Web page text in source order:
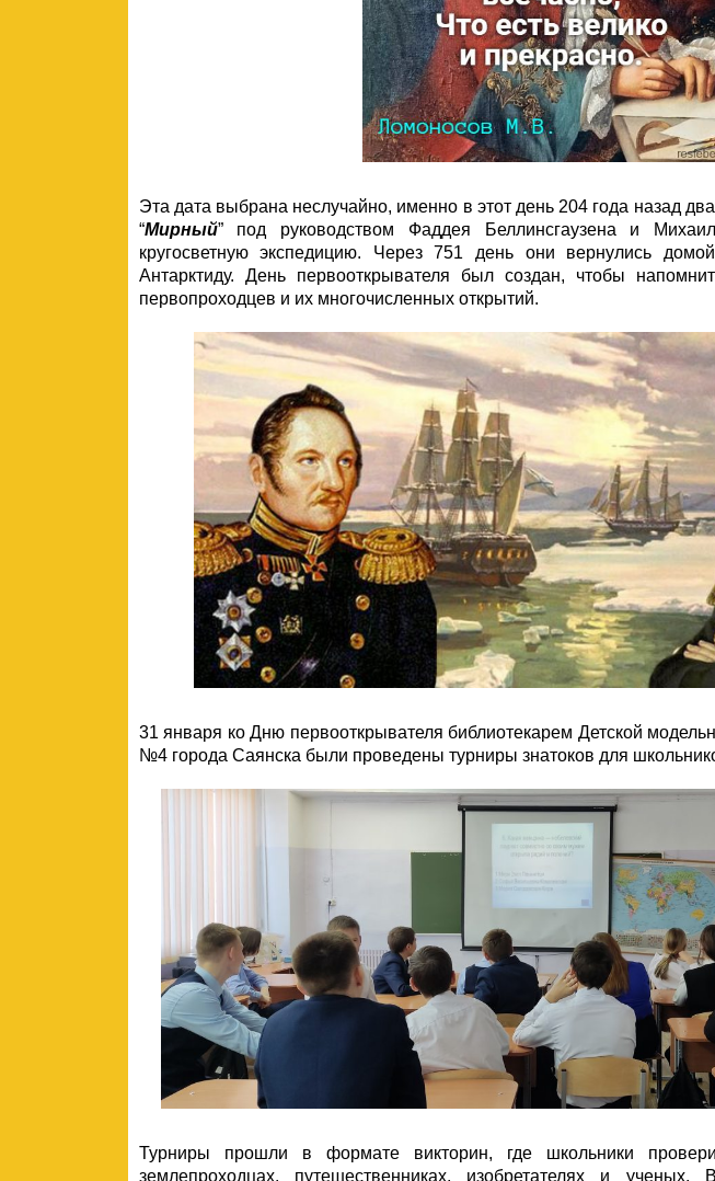
Эта дата выбрана неслучайно, именно в этот день 204 года назад два
“Мирный” под руководством Фаддея Беллинсгаузена и
кругосветную экспедицию. Через 751 день они вернулись
Антарктиду. День первооткрывателя был создан, чтобы
первопроходцев и их многочисленных открытий.
31 января ко Дню первооткрывателя библиотекарем Детской
№4 города Саянска были проведены турниры знатоков для
Турниры прошли в формате викторин, где школьники
землепроходцах, путешественниках, изобретателях и ученых.